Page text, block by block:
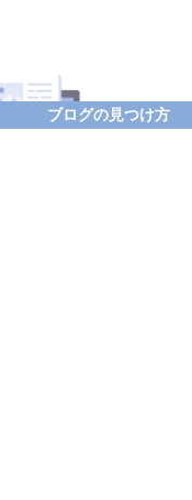
ブログの見つけ方